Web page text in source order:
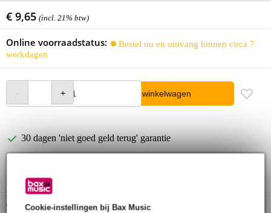
Cookie-instellingen bij Bax Music
€ 9,65 (incl. 21% btw)
Online voorraadstatus:
Bestel nu en ontvang binnen circa 7
werkdagen
In winkelwagen
30 dagen 'niet goed geld terug' garantie
3 jaar Bax Music garantie
Gratis ophalen in de winkel